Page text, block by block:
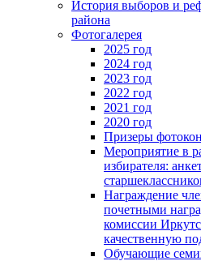
История выборов и
района
Фотогалерея
2025 год
2024 год
2023 год
2022 год
2021 год
2020 год
Призеры
Мероприятие в
избирателя:
Награждение
почетными
комиссии
качественную
Обучающие